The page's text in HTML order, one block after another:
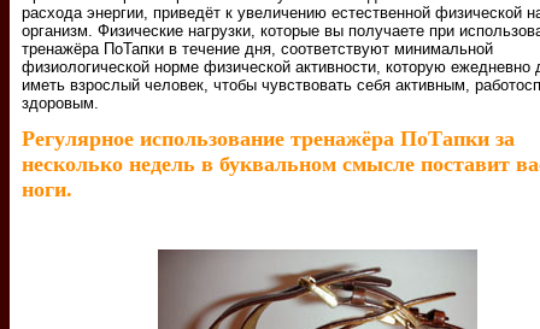
расхода энергии, приведёт к увеличению естественной физической
организм. Физические нагрузки, которые вы получаете при
тренажёра ПоТапки в течение дня, соответствуют минимальной
физиологической норме физической активности, которую ежедневно
иметь взрослый человек, чтобы чувствовать себя активным,
здоровым.
Регулярное использование тренажёра ПоТапки за
несколько недель в буквальном смысле поставит
ноги.